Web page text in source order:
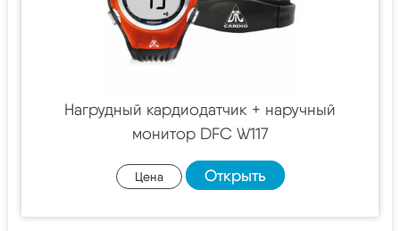
Нагрудный кардиодатчик + наручный
монитор DFC W117
Цена Открыть